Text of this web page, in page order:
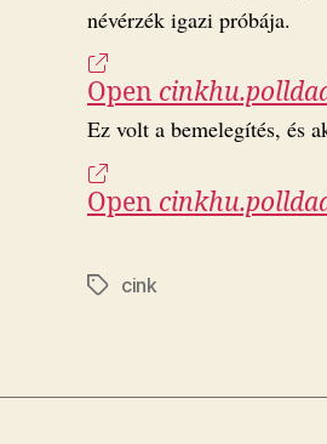
névérzék igazi próbája.
Open
Ez volt a bemelegítés, és
Open
Címkék
cink